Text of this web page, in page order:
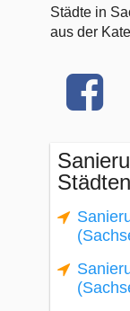
Städte in
aus der